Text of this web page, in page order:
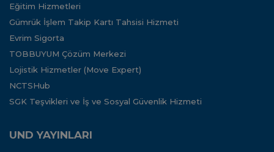
Eğitim Hizmetleri
Gümrük İşlem Takip Kartı Tahsisi Hizmeti
Evrim Sigorta
TOBBUYUM Çözüm Merkezi
Lojistik Hizmetler (Move Expert)
NCTSHub
SGK Teşvikleri ve İş ve Sosyal Güvenlik Hizmeti
UND YAYINLARI